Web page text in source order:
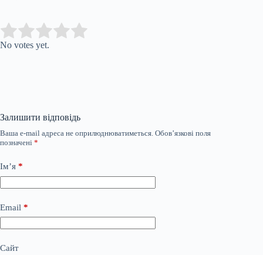
Rate this item:
No votes yet.
Залишити відповідь
Ваша e-mail адреса не оприлюднюватиметься. Обов’язкові поля
позначені *
Ім’я *
Email *
Сайт